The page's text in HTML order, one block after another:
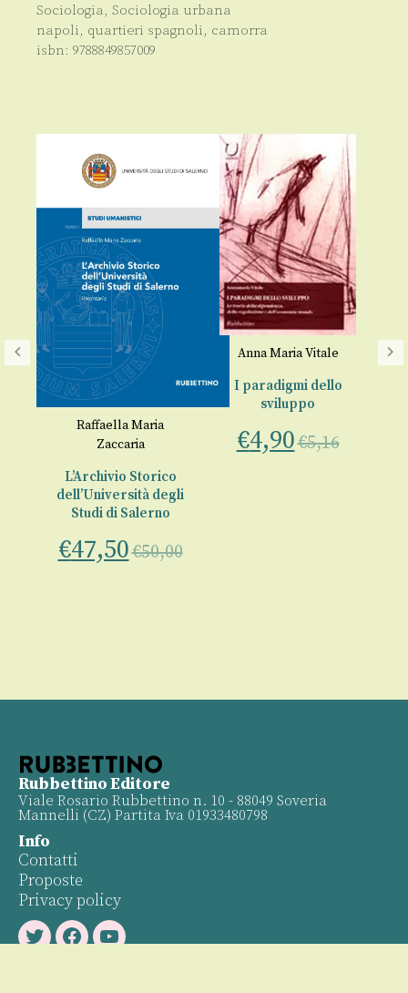
Sociologia, Sociologia urbana
napoli, quartieri spagnoli, camorra
isbn: 9788849857009
Raffaella Maria
Zaccaria
L’Archivio Storico
dell’Università degli
Studi di Salerno
€47,50€50,00
Anna Maria Vitale
I paradigmi dello
sviluppo
€4,90€5,16
Rubbettino Editore
Viale Rosario Rubbettino n. 10 - 88049 Soveria
Mannelli (CZ) Partita Iva 01933480798
Info
Contatti
Proposte
Privacy policy
TwitterFacebookYoutube